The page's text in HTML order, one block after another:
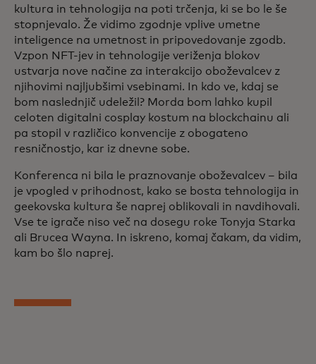
kultura in tehnologija na poti trčenja, ki se bo le še
stopnjevalo. Že vidimo zgodnje vplive umetne
inteligence na umetnost in pripovedovanje zgodb.
Vzpon NFT-jev in tehnologije veriženja blokov
ustvarja nove načine za interakcijo oboževalcev z
njihovimi najljubšimi vsebinami. In kdo ve, kdaj se
bom naslednjič udeležil? Morda bom lahko kupil
celoten digitalni cosplay kostum na blockchainu ali
pa stopil v različico konvencije z obogateno
resničnostjo, kar iz dnevne sobe.
Konferenca ni bila le praznovanje oboževalcev – bila
je vpogled v prihodnost, kako se bosta tehnologija in
geekovska kultura še naprej oblikovali in navdihovali.
Vse te igrače niso več na dosegu roke Tonyja Starka
ali Brucea Wayna. In iskreno, komaj čakam, da vidim,
kam bo šlo naprej.